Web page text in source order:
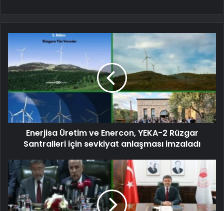
Enerjisa Üretim ve Enercon, YEKA-2 Rüzgar
Santralleri için sevkiyat anlaşması imzaladı